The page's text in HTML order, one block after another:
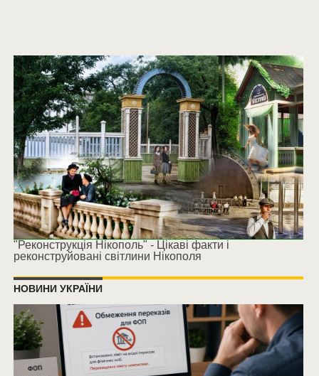
"Реконструкція Нікополь" - Цікаві факти і
реконструйовані світлини Нікополя
НОВИНИ УКРАЇНИ